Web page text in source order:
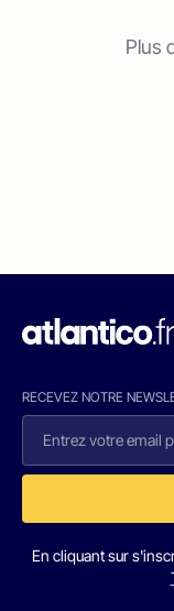
Plus
RECEVEZ NOTRE
En cliquant sur